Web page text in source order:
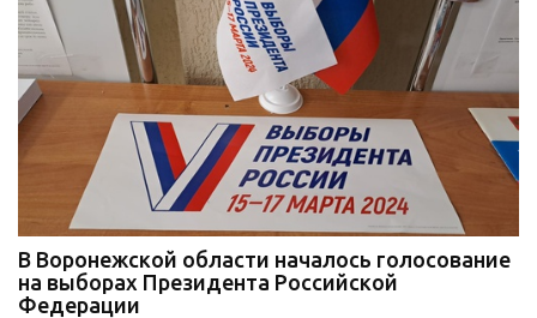
В Воронежской области началось голосование
на выборах Президента Российской
Федерации